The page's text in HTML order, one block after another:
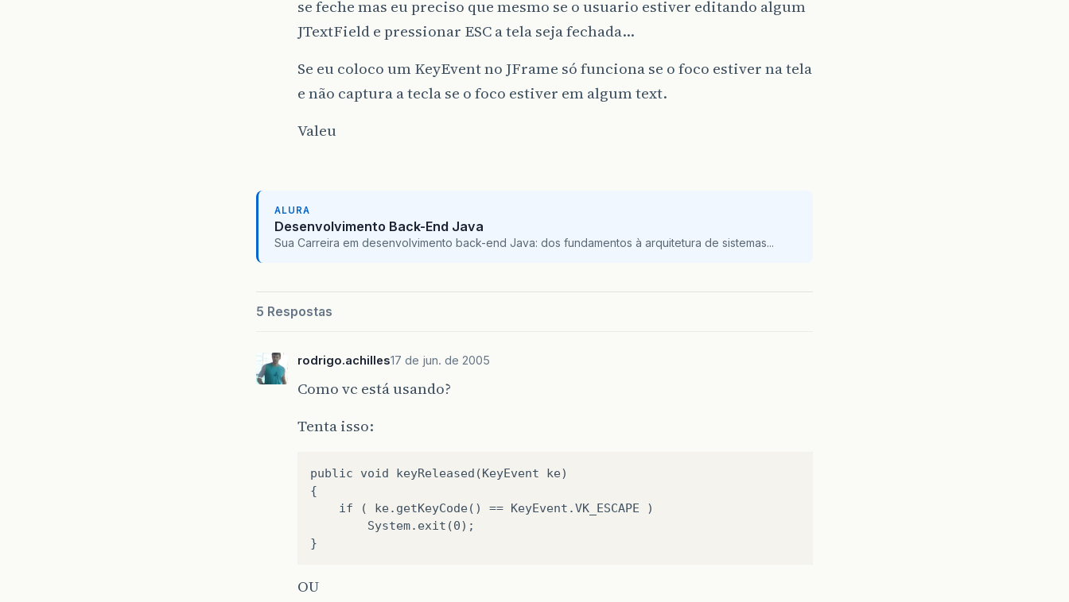
se feche mas eu preciso que mesmo se o usuario estiver editando algum
JTextField e pressionar ESC a tela seja fechada…
Se eu coloco um KeyEvent no JFrame só funciona se o foco estiver na tela
e não captura a tecla se o foco estiver em algum text.
Valeu
ALURA
Desenvolvimento Back-End Java
Sua Carreira em desenvolvimento back-end Java: dos fundamentos à arquitetura de sistemas...
5 Respostas
rodrigo.achilles17 de jun. de 2005
Como vc está usando?
Tenta isso:
public void keyReleased(KeyEvent ke)
{
OU